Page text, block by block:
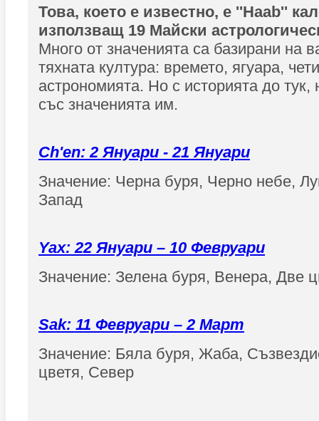
Това, което е известно, е ''Haab''
използващ 19 Майски
Много от значенията са базирани на
тяхната култура: времето, ягуара,
астрономията. Но с историята до тук,
със значенията им.
Ch'en: 2 Януари - 21 Януари
Значение: Черна буря, Черно небе,
Запад
Yax: 22 Януари – 10 Февруари
Значение: Зелена буря, Венера, Две
Sak: 11 Февруари – 2 Март
Значение: Бяла буря, Жаба,
цветя, Север